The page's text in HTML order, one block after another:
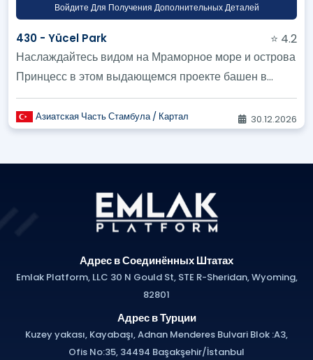
Войдите Для Получения Дополнительных Деталей
430 - Yücel Park
⭐ 4.2
Наслаждайтесь видом на Мраморное море и острова
Принцесс в этом выдающемся проекте башен в
Картале
Азиатская Часть Стамбула / Картал 30.12.2026
Адрес в Соединённых Штатах
Emlak Platform, LLC 30 N Gould St, STE R-Sheridan, Wyoming,
82801
Адрес в Турции
Kuzey yakası, Kayabaşı, Adnan Menderes Bulvari Blok :A3,
Ofis No:35, 34494 Başakşehir/İstanbul